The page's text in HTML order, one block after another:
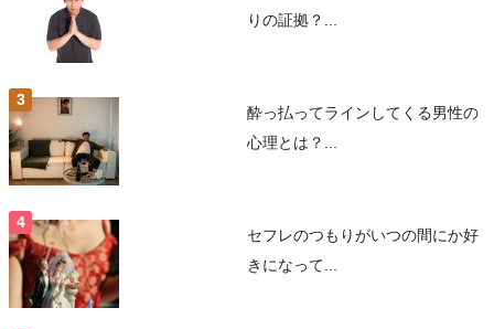
りの証拠？...
酔っ払ってラインしてくる男性の
心理とは？...
セフレのつもりがいつの間にか好
きになって...